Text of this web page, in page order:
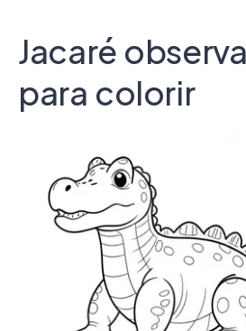
Jacaré
para colorir